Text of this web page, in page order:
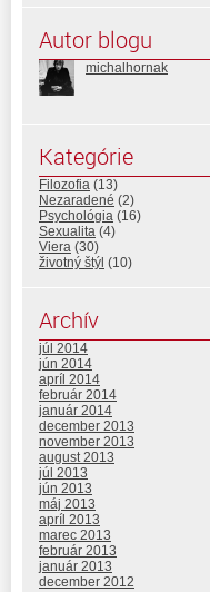
Autor blogu
michalhornak
Kategórie
Filozofia (13)
Nezaradené (2)
Psychológia (16)
Sexualita (4)
Viera (30)
životný štýl (10)
Archív
júl 2014
jún 2014
apríl 2014
február 2014
január 2014
december 2013
november 2013
august 2013
júl 2013
jún 2013
máj 2013
apríl 2013
marec 2013
február 2013
január 2013
december 2012